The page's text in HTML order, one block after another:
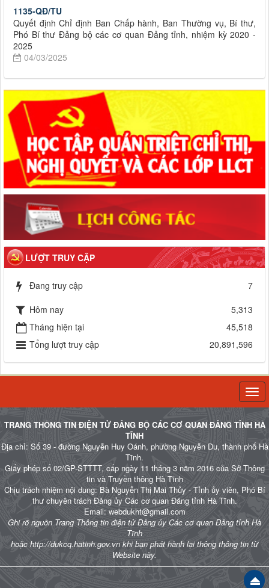
1135-QĐ/TU
Quyết định Chỉ định Ban Chấp hành, Ban Thường vụ, Bí thư,
Phó Bí thư Đảng bộ các cơ quan Đảng tỉnh, nhiệm kỳ 2020 -
2025
04/03/2025
LƯỢT TRUY CẬP
Đang truy cập
7
Hôm nay
5,313
Tháng hiện tại
45,518
Tổng lượt truy cập
20,891,596
TRANG THÔNG TIN ĐIỆN TỬ ĐẢNG BỘ CÁC CƠ QUAN ĐẢNG TỈNH HÀ
TĨNH
Địa chỉ: Số 39 - đường Nguyễn Huy Oánh, phường Nguyễn Du, thành phố Hà
Tĩnh.
Giấy phép số 02/GP-STTTT, cấp ngày 11 tháng 3 năm 2016 của Sở Thông
tin và Truyền thông Hà Tĩnh
Chịu trách nhiệm nội dung: Bà Nguyễn Thị Mai Thủy - Tỉnh ủy viên, Phó Bí
thư chuyên trách Đảng ủy Các cơ quan Đảng tỉnh Hà Tĩnh.
Email: webdukht@gmail.com
Ghi rõ nguồn Trang Thông tin điện tử Đảng ủy Các cơ quan Đảng tỉnh Hà
Tĩnh
hoặc http://dukcq.hatinh.gov.vn khi bạn phát hành lại thông thông tin từ
Website này.